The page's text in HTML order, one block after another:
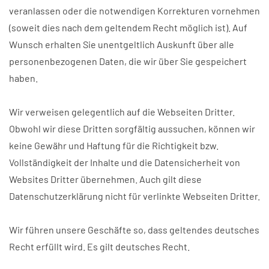
veranlassen oder die notwendigen Korrekturen vornehmen
(soweit dies nach dem geltendem Recht möglich ist). Auf
Wunsch erhalten Sie unentgeltlich Auskunft über alle
personenbezogenen Daten, die wir über Sie gespeichert
haben.
Wir verweisen gelegentlich auf die Webseiten Dritter.
Obwohl wir diese Dritten sorgfältig aussuchen, können wir
keine Gewähr und Haftung für die Richtigkeit bzw.
Vollständigkeit der Inhalte und die Datensicherheit von
Websites Dritter übernehmen. Auch gilt diese
Datenschutzerklärung nicht für verlinkte Webseiten Dritter.
Wir führen unsere Geschäfte so, dass geltendes deutsches
Recht erfüllt wird. Es gilt deutsches Recht.